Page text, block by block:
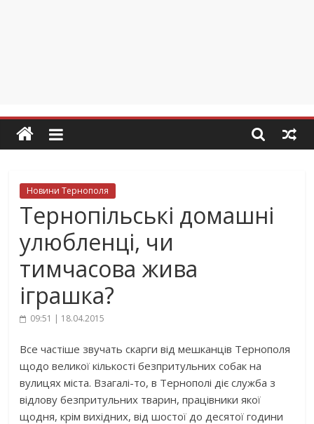
Новини Тернополя
Тернопільські домашні
улюбленці, чи
тимчасова жива
іграшка?
09:51 | 18.04.2015
Все частіше звучать скарги від мешканців Тернополя
щодо великої кількості безпритульних собак на
вулицях міста. Взагалі-то, в Тернополі діє служба з
відлову безпритульних тварин, працівники якої
щодня, крім вихідних, від шостої до десятої години